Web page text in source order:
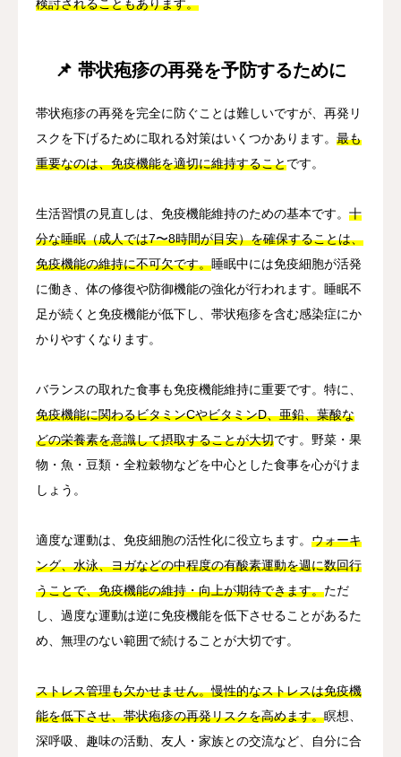
検討されることもあります。
📌 帯状疱疹の再発を予防するために
帯状疱疹の再発を完全に防ぐことは難しいですが、再発リ
スクを下げるために取れる対策はいくつかあります。 最も
重要なのは、免疫機能を適切に維持することです。
生活習慣の見直しは、免疫機能維持のための基本です。 十
分な睡眠（成人では7〜8時間が目安）を確保することは、
免疫機能の維持に不可欠です。睡眠中には免疫細胞が活発
に働き、体の修復や防御機能の強化が行われます。睡眠不
足が続くと免疫機能が低下し、帯状疱疹を含む感染症にか
かりやすくなります。
バランスの取れた食事も免疫機能維持に重要です。特に、
免疫機能に関わるビタミンCやビタミンD、亜鉛、葉酸な
どの栄養素を意識して摂取することが大切です。野菜・果
物・魚・豆類・全粒穀物などを中心とした食事を心がけま
しょう。
適度な運動は、免疫細胞の活性化に役立ちます。 ウォーキ
ング、水泳、ヨガなどの中程度の有酸素運動を週に数回行
うことで、免疫機能の維持・向上が期待できます。ただ
し、過度な運動は逆に免疫機能を低下させることがあるた
め、無理のない範囲で続けることが大切です。
ストレス管理も欠かせません。慢性的なストレスは免疫機
能を低下させ、帯状疱疹の再発リスクを高めます。瞑想、
深呼吸、趣味の活動、友人・家族との交流など、自分に合